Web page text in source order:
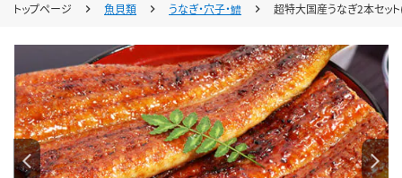
トップページ 魚貝類 うなぎ・穴子・鱧 超特大国産うなぎ2本セッ